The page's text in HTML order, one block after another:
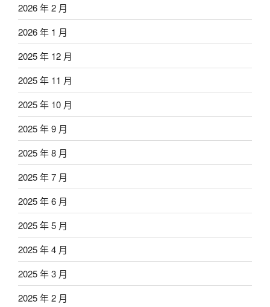
2026 年 2 月
2026 年 1 月
2025 年 12 月
2025 年 11 月
2025 年 10 月
2025 年 9 月
2025 年 8 月
2025 年 7 月
2025 年 6 月
2025 年 5 月
2025 年 4 月
2025 年 3 月
2025 年 2 月